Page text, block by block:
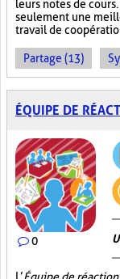
leurs notes de
seulement une
travail de
Partage (13)
ÉQUIPE DE
0